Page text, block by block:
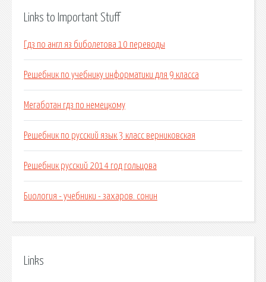
Links to Important Stuff
Гдз по англ яз биболетова 10 переводы
Решебник по учебнику информатики для 9 класса
Мегаботан гдз по немецкому
Решебник по русский язык 3 класс верниковская
Решебник русский 2014 год гольцова
Биология - учебники - захаров. сонин
Links